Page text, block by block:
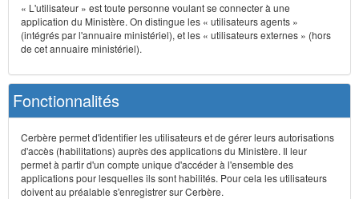
« L'utilisateur » est toute personne voulant se connecter à une
application du Ministère. On distingue les « utilisateurs agents »
(intégrés par l'annuaire ministériel), et les « utilisateurs externes » (hors
de cet annuaire ministériel).
Fonctionnalités
Cerbère permet d'identifier les utilisateurs et de gérer leurs autorisations
d'accès (habilitations) auprès des applications du Ministère. Il leur
permet à partir d'un compte unique d'accéder à l'ensemble des
applications pour lesquelles ils sont habilités. Pour cela les utilisateurs
doivent au préalable s'enregistrer sur Cerbère.